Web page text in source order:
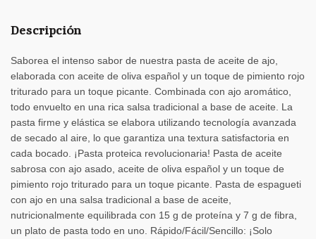
Descripción
Saborea el intenso sabor de nuestra pasta de aceite de ajo,
elaborada con aceite de oliva español y un toque de pimiento rojo
triturado para un toque picante. Combinada con ajo aromático,
todo envuelto en una rica salsa tradicional a base de aceite. La
pasta firme y elástica se elabora utilizando tecnología avanzada
de secado al aire, lo que garantiza una textura satisfactoria en
cada bocado. ¡Pasta proteica revolucionaria! Pasta de aceite
sabrosa con ajo asado, aceite de oliva español y un toque de
pimiento rojo triturado para un toque picante. Pasta de espagueti
con ajo en una salsa tradicional a base de aceite,
nutricionalmente equilibrada con 15 g de proteína y 7 g de fibra,
un plato de pasta todo en uno. Rápido/Fácil/Sencillo: ¡Solo